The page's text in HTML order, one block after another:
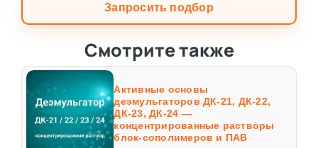
Запросить подбор
Смотрите также
Активные основы
деэмульгаторов ДК-21, ДК-22,
ДК-23, ДК-24 —
концентрированные растворы
блок-сополимеров и ПАВ